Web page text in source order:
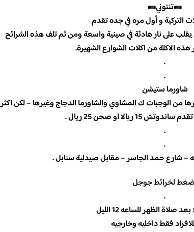
🌯تنتوني🌯
التركية و أول مره في جده تقدم
على نار هادئة في صينية واسعة ومن ثم تلف هذه الشرائح
هذه الاكلة من اكلات الشوارع الشهيرة.
.
.
شاورما ستيشن
من الوجبات ك المشاوي والشاورما الدجاج وغيرها – لكن اكثر
15 ريالا او صحن 25 ريال .
.
.
شارع حمد الجاسر – مقابل صيدلية سنابل .
لخرائط جوجل
.
صلاة الظهر للساعه 12 الليل
فقط داخليه وخارجيه